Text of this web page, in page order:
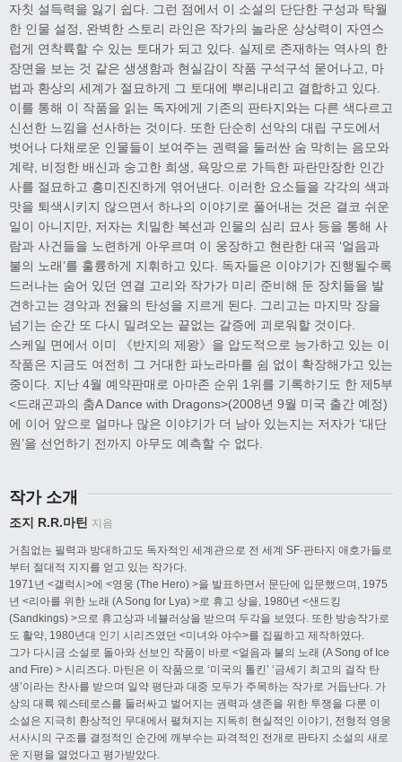
자칫 설득력을 잃기 쉽다. 그런 점에서 이 소설의 단단한 구성과 탁월
한 인물 설정, 완벽한 스토리 라인은 작가의 놀라운 상상력이 자연스
럽게 연착륙할 수 있는 토대가 되고 있다. 실제로 존재하는 역사의 한
장면을 보는 것 같은 생생함과 현실감이 작품 구석구석 묻어나고, 마
법과 환상의 세계가 절묘하게 그 토대에 뿌리내리고 결합하고 있다.
이를 통해 이 작품을 읽는 독자에게 기존의 판타지와는 다른 색다르고
신선한 느낌을 선사하는 것이다. 또한 단순히 선악의 대립 구도에서
벗어나 다채로운 인물들이 보여주는 권력을 둘러싼 숨 막히는 음모와
계략, 비정한 배신과 숭고한 희생, 욕망으로 가득한 파란만장한 인간
사를 절묘하고 흥미진진하게 엮어낸다. 이러한 요소들을 각각의 색과
맛을 퇴색시키지 않으면서 하나의 이야기로 풀어내는 것은 결코 쉬운
일이 아니지만, 저자는 치밀한 복선과 인물의 심리 묘사 등을 통해 사
람과 사건들을 노련하게 아우르며 이 웅장하고 현란한 대곡 ‘얼음과
불의 노래’를 훌륭하게 지휘하고 있다. 독자들은 이야기가 진행될수록
드러나는 숨어 있던 연결 고리와 작가가 미리 준비해 둔 장치들을 발
견하고는 경악과 전율의 탄성을 지르게 된다. 그리고는 마지막 장을
넘기는 순간 또 다시 밀려오는 끝없는 갈증에 괴로워할 것이다.
스케일 면에서 이미 《반지의 제왕》을 압도적으로 능가하고 있는 이
작품은 지금도 여전히 그 거대한 파노라마를 쉼 없이 확장해가고 있는
중이다. 지난 4월 예약판매로 아마존 순위 1위를 기록하기도 한 제5부
<드래곤과의 춤A Dance with Dragons>(2008년 9월 미국 출간 예정)
에 이어 앞으로 얼마나 많은 이야기가 더 남아 있는지는 저자가 ‘대단
원’을 선언하기 전까지 아무도 예측할 수 없다.
작가 소개
조지 R.R.마틴 지음
거침없는 필력과 방대하고도 독자적인 세계관으로 전 세계 SF·판타지 애호가들로
부터 절대적 지지를 얻고 있는 작가다.
1971년 <갤럭시>에 <영웅 (The Hero) >을 발표하면서 문단에 입문했으며, 1975
년 <리아를 위한 노래 (A Song for Lya) >로 휴고 상을, 1980년 <샌드킹
(Sandkings) >으로 휴고상과 네뷸러상을 받으며 두각을 보였다. 또한 방송작가로
도 활약, 1980년대 인기 시리즈였던 <미녀와 야수>를 집필하고 제작하였다.
그가 다시금 소설로 돌아와 선보인 작품이 바로 <얼음과 불의 노래 (A Song of Ice
and Fire) > 시리즈다. 마틴은 이 작품으로 ‘미국의 톨킨’ ‘금세기 최고의 걸작 탄
생’이라는 찬사를 받으며 일약 평단과 대중 모두가 주목하는 작가로 거듭난다. 가
상의 대륙 웨스테로스를 둘러싸고 벌어지는 권력과 생존을 위한 투쟁을 다룬 이
소설은 지극히 환상적인 무대에서 펼쳐지는 지독히 현실적인 이야기, 전형적 영웅
서사시의 구조를 결정적인 순간에 깨부수는 파격적인 전개로 판타지 소설의 새로
운 지평을 열었다고 평가받았다.